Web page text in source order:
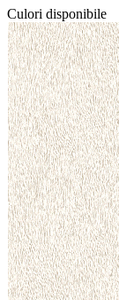
Culori disponibile